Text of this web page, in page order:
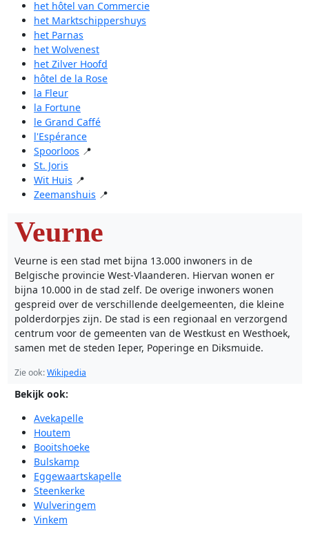
het hôtel van Commercie
het Marktschippershuys
het Parnas
het Wolvenest
het Zilver Hoofd
hôtel de la Rose
la Fleur
la Fortune
le Grand Caffé
l'Espérance
Spoorloos 📍
St. Joris
Wit Huis 📍
Zeemanshuis 📍
Veurne
Veurne is een stad met bijna 13.000 inwoners in de
Belgische provincie West-Vlaanderen. Hiervan wonen er
bijna 10.000 in de stad zelf. De overige inwoners wonen
gespreid over de verschillende deelgemeenten, die kleine
polderdorpjes zijn. De stad is een regionaal en verzorgend
centrum voor de gemeenten van de Westkust en Westhoek,
samen met de steden Ieper, Poperinge en Diksmuide.
Zie ook:Wikipedia
Bekijk ook:
Avekapelle
Houtem
Booitshoeke
Bulskamp
Eggewaartskapelle
Steenkerke
Wulveringem
Vinkem